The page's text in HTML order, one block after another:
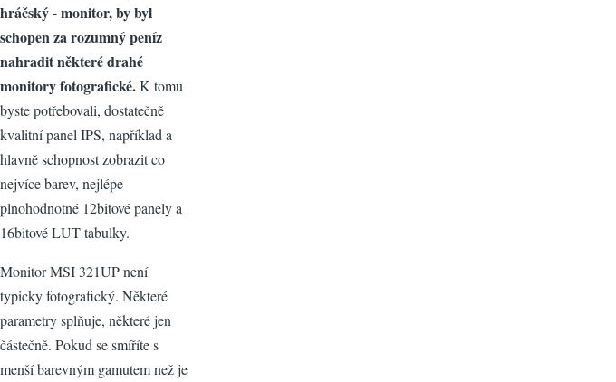
hráčský - monitor, by byl
schopen za rozumný peníz
nahradit některé drahé
monitory fotografické.K tomu
byste potřebovali, dostatečně
kvalitní panel IPS, například a
hlavně schopnost zobrazit co
nejvíce barev, nejlépe
plnohodnotné 12bitové panely a
16bitové LUT tabulky.
Monitor MSI 321UP není
typicky fotografický. Některé
parametry splňuje, některé jen
částečně. Pokud se smíříte s
menší barevným gamutem než je